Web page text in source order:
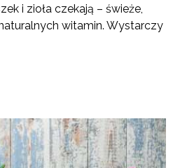
i zioła czekają – świeże,
witamin. Wystarczy